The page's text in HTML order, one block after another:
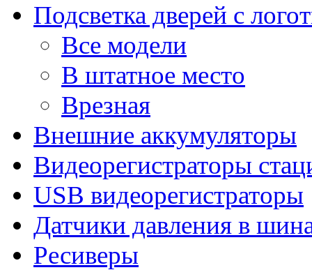
Подсветка дверей с
Все модели
В штатное место
Врезная
Внешние аккумуляторы
Видеорегистраторы
USB видеорегистраторы
Датчики давления в
Ресиверы